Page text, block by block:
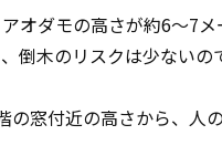
オダモの高さが約6〜7メ
倒木のリスクは少ない
の窓付近の高さから、人